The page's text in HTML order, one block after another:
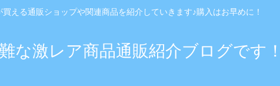
える通販ショップや関連商品を紹介していきます♪購入はお早めに！
な激レア商品通販紹介ブログです！